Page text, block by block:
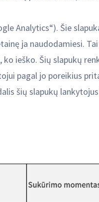
Analytics“). Šie
ja naudodamiesi.
ieško. Šių slapukų
pagal jo poreikius
šių slapukų